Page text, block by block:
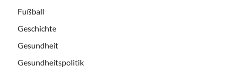
Fußball
Geschichte
Gesundheit
Gesundheitspolitik